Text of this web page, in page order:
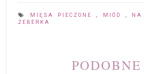
MIĘSA PIECZONE MIÓD
ŻEBERKA